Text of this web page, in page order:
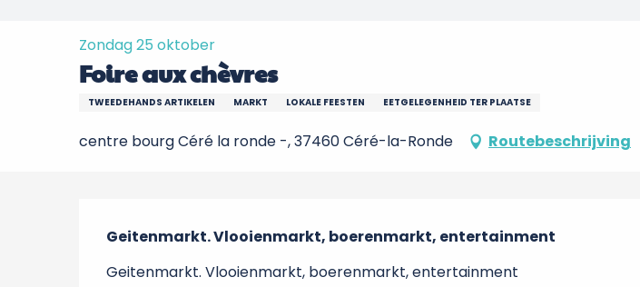
Zondag 25 oktober
Foire aux chèvres
TWEEDEHANDS ARTIKELEN MARKT LOKALE FEESTEN EETGELEGENHEID TER PLAATSE
centre bourg Céré la ronde -, 37460 Céré-la-Ronde Routebeschrijving
Beschrijving
Geitenmarkt. Vlooienmarkt, boerenmarkt, entertainment
Geitenmarkt. Vlooienmarkt, boerenmarkt, entertainment